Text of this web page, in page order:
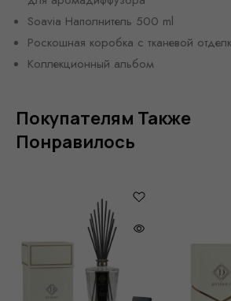
Soavia Наполнитель 500 ml
Роскошная коробка с тканевой
Коллекционный альбом
Покупателям Также
Понравилось